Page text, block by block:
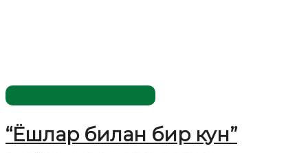
“Ёшлар билан бир кун”